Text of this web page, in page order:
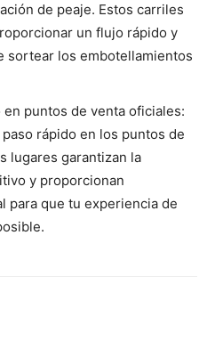
de peaje. Estos carriles
un flujo rápido y
sortear los embotellamientos
puntos de venta oficiales:
rápido en los puntos de
lugares garantizan la
y proporcionan
para que tu experiencia de